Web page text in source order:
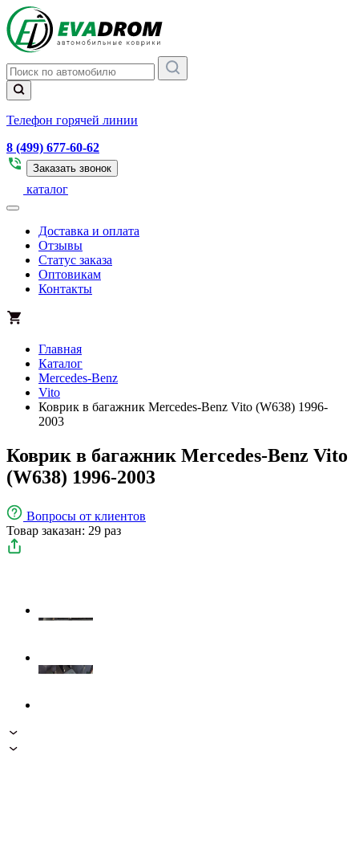
Телефон горячей линии
8 (499) 677-60-62
Заказать звонок
каталог
Доставка и оплата
Отзывы
Статус заказа
Оптовикам
Контакты
Главная
Каталог
Mercedes-Benz
Vito
Коврик в багажник Mercedes-Benz Vito (W638) 1996-
2003
Коврик в багажник Mercedes-Benz Vito
(W638) 1996-2003
Вопросы от клиентов
Товар заказан: 29 раз